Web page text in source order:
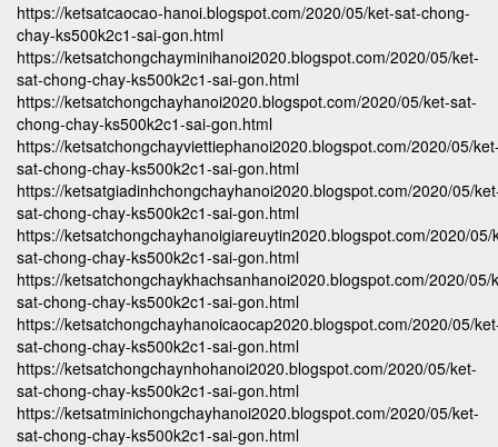
https://ketsatcaocao-hanoi.blogspot.com/2020/05/ket-sat-chong-
chay-ks500k2c1-sai-gon.html
https://ketsatchongchayminihanoi2020.blogspot.com/2020/05/ket-
sat-chong-chay-ks500k2c1-sai-gon.html
https://ketsatchongchayhanoi2020.blogspot.com/2020/05/ket-sat-
chong-chay-ks500k2c1-sai-gon.html
https://ketsatchongchayviettiephanoi2020.blogspot.com/2020/05/
sat-chong-chay-ks500k2c1-sai-gon.html
https://ketsatgiadinhchongchayhanoi2020.blogspot.com/2020/05/
sat-chong-chay-ks500k2c1-sai-gon.html
https://ketsatchongchayhanoigiareuytin2020.blogspot.com/2020/05/
sat-chong-chay-ks500k2c1-sai-gon.html
https://ketsatchongchaykhachsanhanoi2020.blogspot.com/2020/05/
sat-chong-chay-ks500k2c1-sai-gon.html
https://ketsatchongchayhanoicaocap2020.blogspot.com/2020/05/
sat-chong-chay-ks500k2c1-sai-gon.html
https://ketsatchongchaynhohanoi2020.blogspot.com/2020/05/ket-
sat-chong-chay-ks500k2c1-sai-gon.html
https://ketsatminichongchayhanoi2020.blogspot.com/2020/05/ket-
sat-chong-chay-ks500k2c1-sai-gon.html